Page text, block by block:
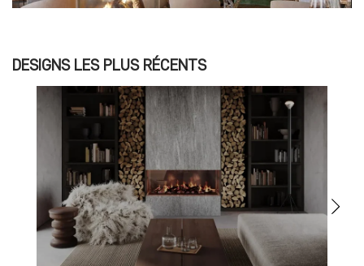
DESIGNS LES PLUS RÉCENTS